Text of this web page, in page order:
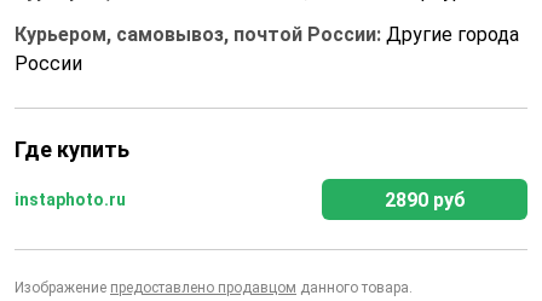
Курьером, самовывоз, почтой России: Другие города
России
Где купить
instaphoto.ru 2890 руб
Изображение предоставлено продавцом данного товара.